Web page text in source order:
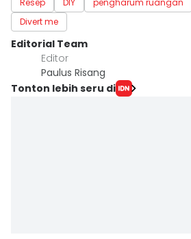
Resep DIY pengharum ruangan
Divert me
Editorial Team
Editor
Paulus Risang
Tonton lebih seru di